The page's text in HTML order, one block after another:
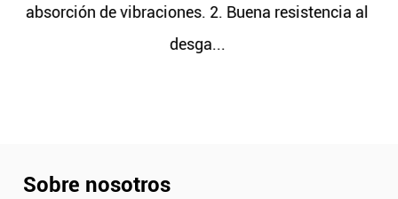
resistencia al
absorción de vibraciones. 2. Buena
Sobre nosotros